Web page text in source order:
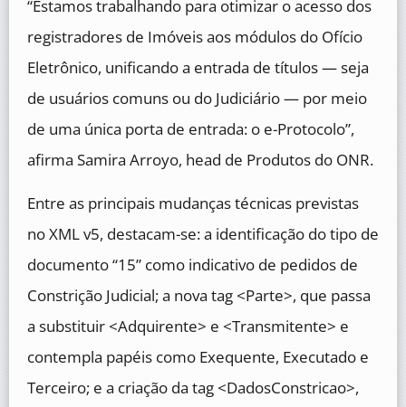
“Estamos trabalhando para otimizar o acesso dos
registradores de Imóveis aos módulos do Ofício
Eletrônico, unificando a entrada de títulos — seja
de usuários comuns ou do Judiciário — por meio
de uma única porta de entrada: o e-Protocolo”,
afirma Samira Arroyo, head de Produtos do ONR.
Entre as principais mudanças técnicas previstas
no XML v5, destacam-se: a identificação do tipo de
documento “15” como indicativo de pedidos de
Constrição Judicial; a nova tag <Parte>, que passa
a substituir <Adquirente> e <Transmitente> e
contempla papéis como Exequente, Executado e
Terceiro; e a criação da tag <DadosConstricao>,